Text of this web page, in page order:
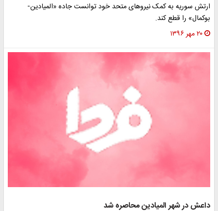
ارتش سوریه به کمک نیروهای متحد خود توانست جاده «المیادین-
بوکمال» را قطع کند.
۲۰ مهر ۱۳۹۶
داعش در شهر المیادین محاصره شد